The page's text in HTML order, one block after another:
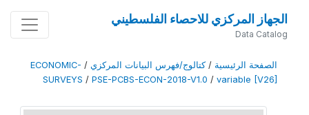
الجهاز المركزي للاحصاء الفلسطيني
Data Catalog
الصفحة الرئيسية /كتالوج/فهرس البيانات المركزي /
ECONOMIC-
SURVEYS / PSE-PCBS-ECON-2018-V1.0 / variable [V26]